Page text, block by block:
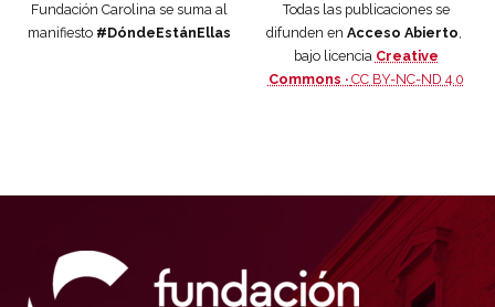
Fundación Carolina se suma al
manifiesto #DóndeEstánEllas
Todas las publicaciones se
difunden en Acceso Abierto,
bajo licencia Creative
Commons · CC BY-NC-ND 4.0